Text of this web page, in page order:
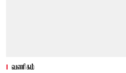
வணிகம்